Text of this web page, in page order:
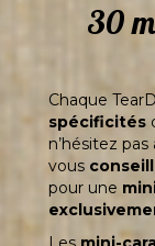
30
Chaque
spécificités
n’hésitez
vous
pour une